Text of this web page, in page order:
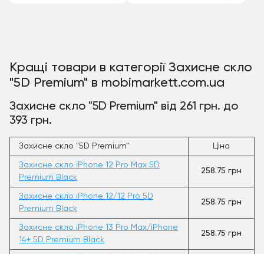
Кращі товари в категорії Захисне скло
"5D Premium" в mobimarkett.com.ua
Захисне скло "5D Premium" від 261 грн. до
393 грн.
Захисне скло "5D Premium" Ціна
Захисне скло iPhone 12 Pro Max 5D
Premium Black
258.75 грн
Захисне скло iPhone 12/12 Pro 5D
Premium Black
258.75 грн
Захисне скло iPhone 13 Pro Max/iPhone
14+ 5D Premium Black
258.75 грн